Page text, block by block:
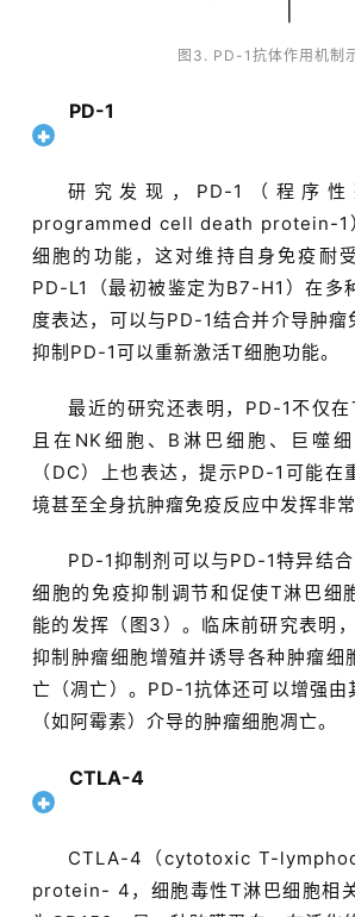
图3. PD-1抗体作用机制
PD-1
研究发现，PD-1（程序性
programmed cell death protein-1
细胞的功能，这对维持自身免疫耐
PD-L1（最初被鉴定为B7-H1）在多
度表达，可以与PD-1结合并介导肿瘤
抑制PD-1可以重新激活T细胞功能。
最近的研究还表明，PD-1不仅
且在NK细胞、B淋巴细胞、巨噬
（DC）上也表达，提示PD-1可能在
境甚至全身抗肿瘤免疫反应中发挥非常
PD-1抑制剂可以与PD-1特异结
细胞的免疫抑制调节和促使T淋巴细
能的发挥（图3）。临床前研究表明
抑制肿瘤细胞增殖并诱导各种肿瘤细
亡（凋亡）。PD-1抗体还可以增强由
（如阿霉素）介导的肿瘤细胞凋亡。
CTLA-4
CTLA-4（cytotoxic T-
protein- 4，细胞毒性T淋巴细胞相